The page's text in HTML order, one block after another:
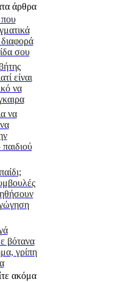
σου
είναι
να
να
βότανα
γρίπη